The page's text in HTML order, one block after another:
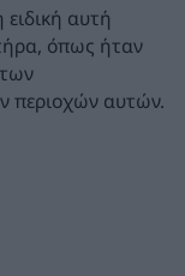
αυτή
όπως ήταν
περιοχών αυτών.